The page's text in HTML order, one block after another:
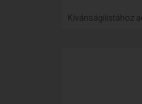
Kívánságilistához